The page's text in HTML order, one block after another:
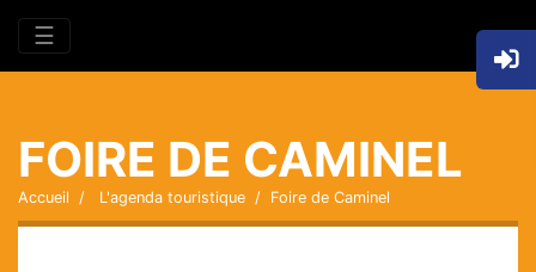
☰
FOIRE DE CAMINEL
Accueil L'agenda touristique Foire de Caminel